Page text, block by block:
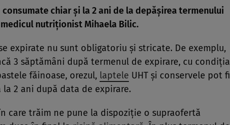
chiar și la 2 ani de la depășirea termenului
nutriționist Mihaela Bilic.
expirate nu sunt obligatoriu și stricate. De exemplu,
3 săptămâni după termenul de expirare, cu condiția
făinoase, orezul, laptele UHT și conservele pot fi
2 ani după data de expirare.
care trăim ne pune la dispoziție o supraofertă